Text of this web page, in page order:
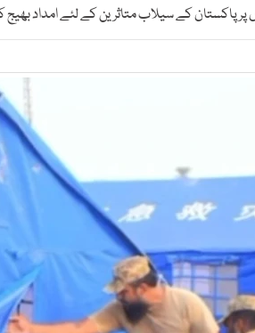
پر پاکستان کے سیلاب متاثرین کے لئے امداد بھیج